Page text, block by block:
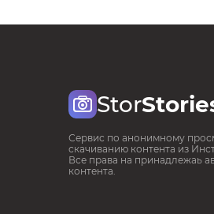
Stor
Сервис по анонимному
скачиванию контента из
Все права на принадлежаь
контента.